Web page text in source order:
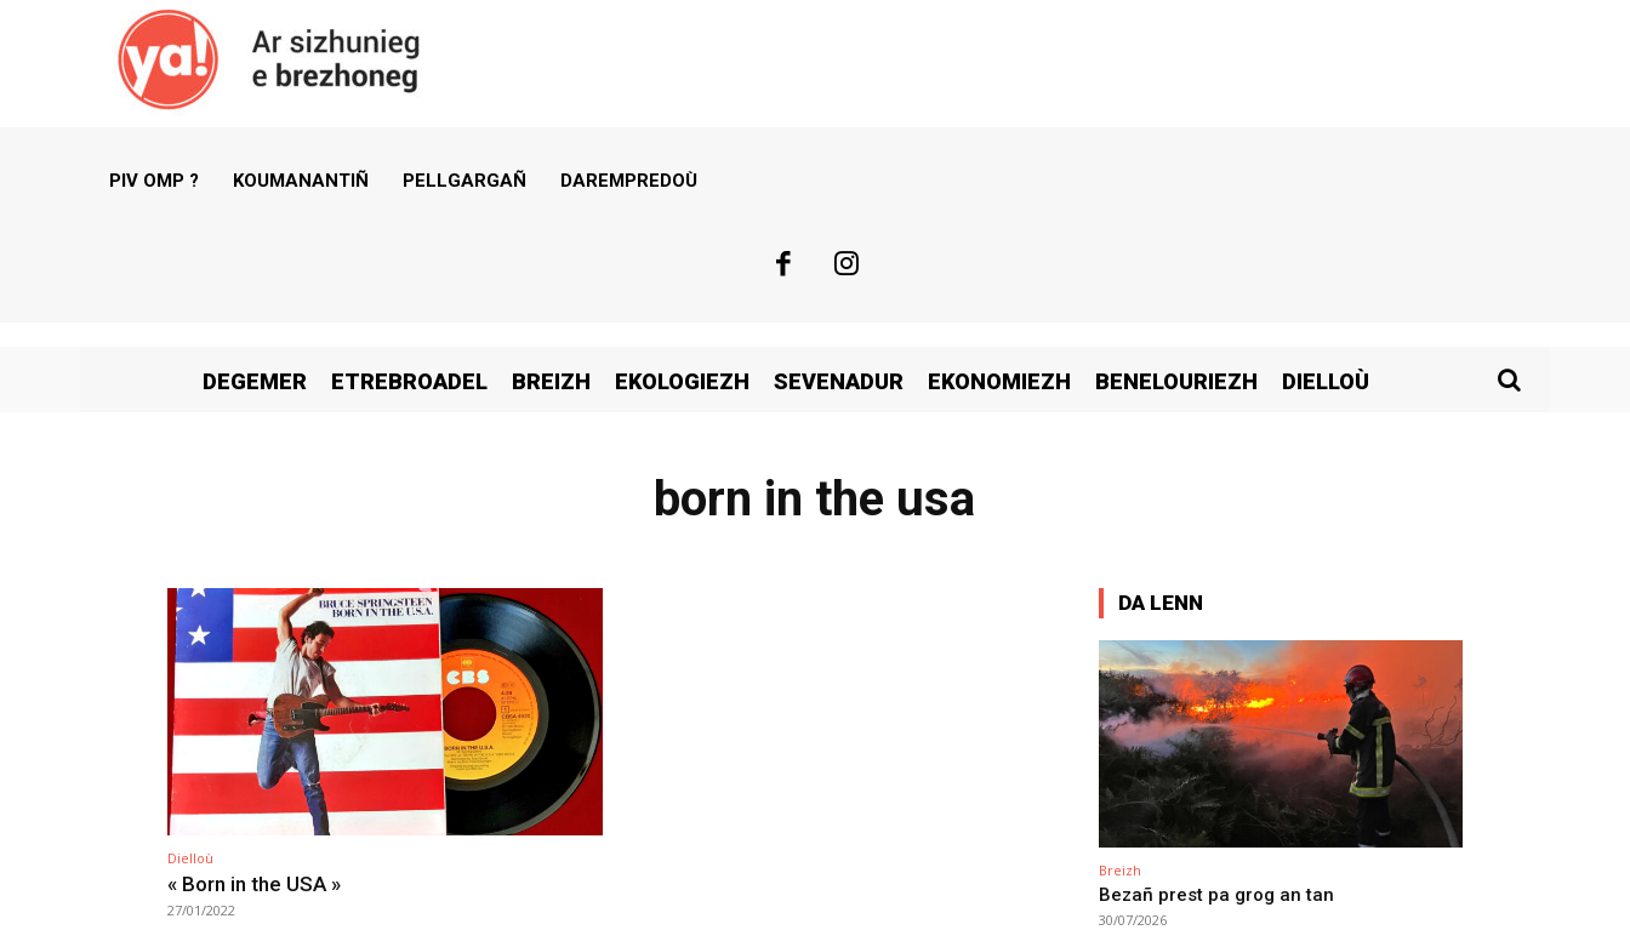
PIV OMP ? KOUMANANTIÑ PELLGARGAÑ DAREMPREDOÙ
DEGEMER ETREBROADEL BREIZH EKOLOGIEZH SEVENADUR EKONOMIEZH BENELOURIEZH DIELLOÙ
born in the usa
Dielloù
« Born in the USA »
27/01/2022
DA LENN
Breizh
Bezañ prest pa grog an tan
30/07/2026